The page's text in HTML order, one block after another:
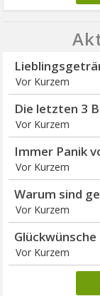
Vor Kurzem
Die letzten 3
Vor Kurzem
Immer Panik
Vor Kurzem
Warum sind
Vor Kurzem
Glückwünsche
Vor Kurzem